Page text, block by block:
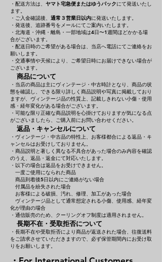
・配送方法は、 ヤマト宅急便またはゆうパックにて発送いたし
ます。
・ご入金確認後、 通常３営業日以内に発送いたします。
・発送後、追跡番号をメールにてご案内いたします。
・北海道・沖縄・離島・一部地域は4日〜1週間ほどかかる場
合がございます。
・配送日時のご希望がある場合は、当店へ電話にてご連絡をお
願いします。
・交通事情や天候により、ご希望日時にお届けできない場合が
ございます。
商品について
・当店の商品は主にヴィンテージ・中古時計となり、商品の状
態を確認し、できる限り詳しく商品説明や写真に掲載しており
ますが、ヴィンテージ品の性質上、記載しきれない小傷・使用
感・経年変化がある場合がございます。
・可能な限り正確な商品説明を心掛けておりますが気になる点
がございましたら、ご購入前にお問い合わせください。
返品・キャンセルについて
・ヴィンテージ・中古品の特性上、お客様都合による返品・キ
ャンセルはお受けしておりません。
・商品説明と著しく異なる不具合があった場合のみ内容を確認
のうえ、返品・返金にて対応いたします。
・以下の場合は返品をお受けできません。
一度ご使用になられた商品
商品到着後5日以内にご連絡がない場合
付属品を紛失された場合
お客様による破損、汚れ、修理、加工があった場合
ヴィンテージ品として通常想定される小傷、使用感、経年変
化が理由の場合
・通信販売のため、クーリングオフ制度は適用されません。
長期不在・受取拒否について
・長期不在や受取拒否により商品が返送された場合、往復送料
をご請求させていただきますので、必ず保管期間内にお受け取
りをお願いします。